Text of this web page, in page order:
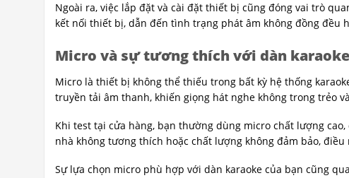
Ngoài ra, việc lắp đặt và cài đặt thiết bị cũng đóng vai trò
kết nối thiết bị, dẫn đến tình trạng phát âm không đồng đều
Micro và sự tương thích với dàn karaoke
Micro là thiết bị không thể thiếu trong bất kỳ hệ thống
truyền tải âm thanh, khiến giọng hát nghe không trong trẻo
Khi test tại cửa hàng, bạn thường dùng micro chất lượng
nhà không tương thích hoặc chất lượng không đảm bảo,
Sự lựa chọn micro phù hợp với dàn karaoke của bạn cũng